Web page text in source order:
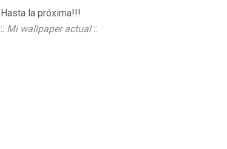
Hasta la próxima!!!
:: Mi wallpaper actual::